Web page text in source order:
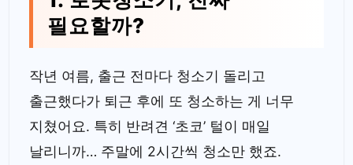
필요할까?
작년 여름, 출근 전마다 청소기 돌리고
출근했다가 퇴근 후에 또 청소하는 게 너무
지쳤어요. 특히 반려견 ‘초코’ 털이 매일
날리니까… 주말에 2시간씩 청소만 했죠.